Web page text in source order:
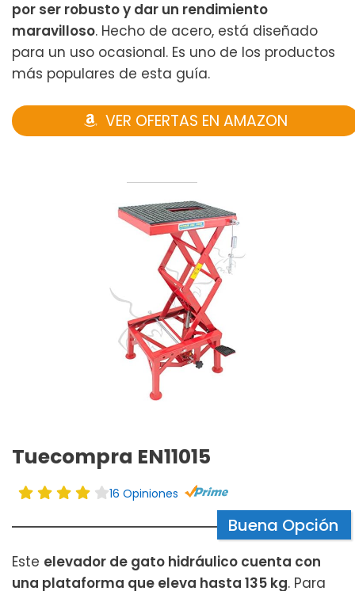
por ser robusto y dar un rendimiento
maravilloso. Hecho de acero, está diseñado
para un uso ocasional. Es uno de los productos
más populares de esta guía.
VER OFERTAS EN AMAZON
Tuecompra EN11015
16 Opiniones
Buena Opción
Este elevador de gato hidráulico cuenta con
una plataforma que eleva hasta 135 kg. Para